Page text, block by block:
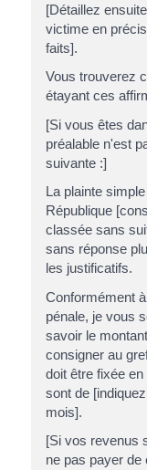
[Détaillez
victime en
faits].
Vous trouverez
étayant ces
[Si vous êtes
préalable n'est
suivante :]
La plainte
République
classée sans
sans réponse
les justificatifs.
Conformément
pénale, je vous
savoir le
consigner au
doit être fixée
sont de
mois].
[Si vos revenus
ne pas payer